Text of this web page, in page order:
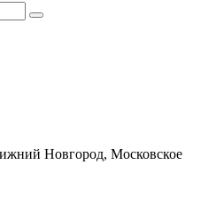
Новгород, Московское